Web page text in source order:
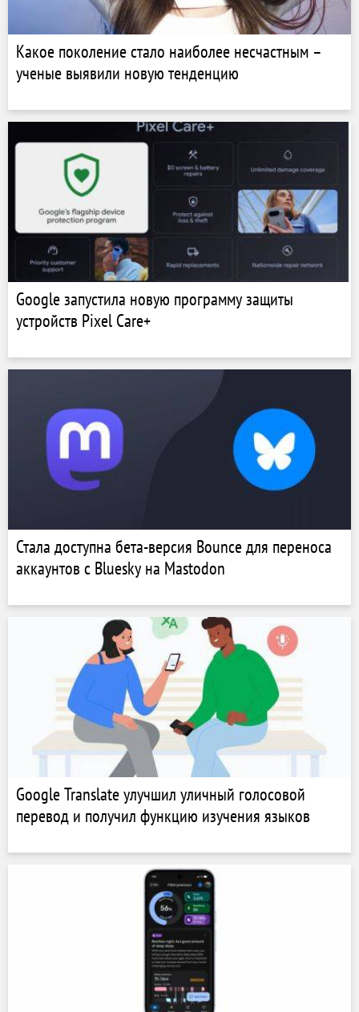
Какое поколение стало наиболее несчастным –
ученые выявили новую тенденцию
Google запустила новую программу защиты
устройств Pixel Care+
Стала доступна бета-версия Bounce для переноса
аккаунтов с Bluesky на Mastodon
Google Translate улучшил уличный голосовой
перевод и получил функцию изучения языков